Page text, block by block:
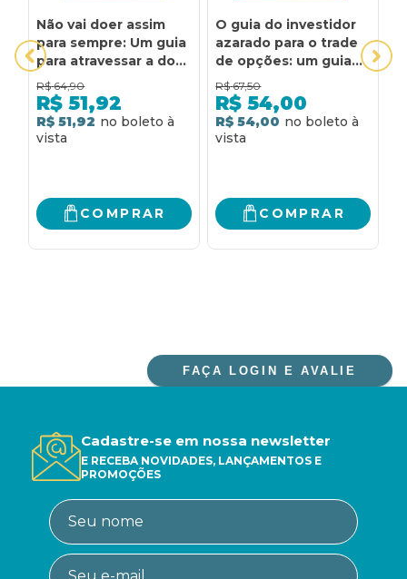
Não vai doer assim
para sempre: Um guia
para atravessar a dor
da perda
R$ 64,90
R$ 51,92
R$ 51,92
COMPRAR
O guia do investidor
azarado para o trade
de opções: um guia
acessível para
investimentos
sustentáveis com
uma necessidade
R$ 67,50
R$ 54,00
R$ 54,00
COMPRAR
FAÇA LOGIN E AVALIE
Cadastre-se em nossa newsletter
E RECEBA NOVIDADES, LANÇAMENTOS E
PROMOÇÕES